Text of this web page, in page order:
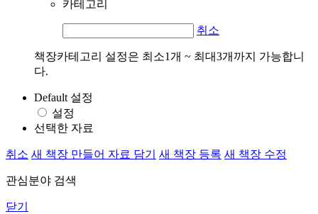
카테고리
취소
책장카테고리 설정은 최소1개 ~ 최대3개까지 가능합니
다.
Default 설정
설정
선택한 자료
취소 새 책장 만들어 자료 담기 새 책장 등록 새 책장 수정
관심분야 검색
닫기